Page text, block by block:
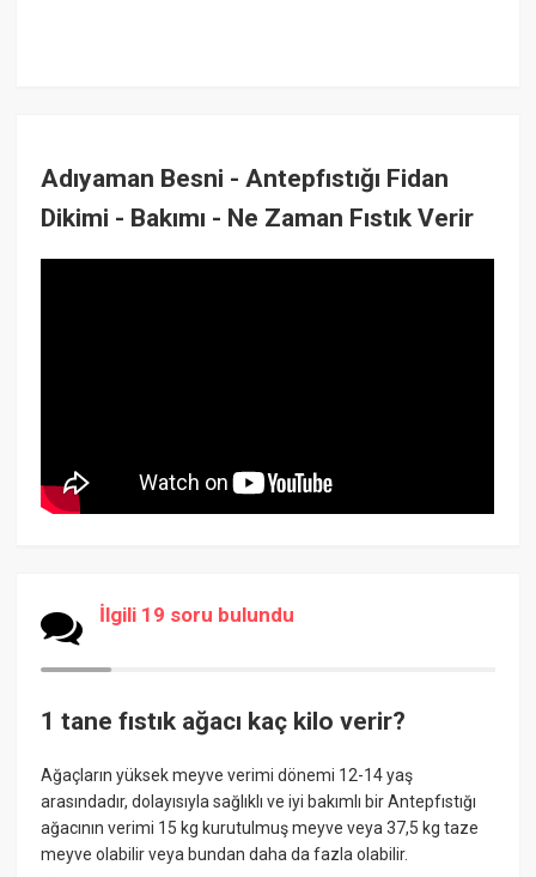
Adıyaman Besni - Antepfıstığı Fidan
Dikimi - Bakımı - Ne Zaman Fıstık Verir
İlgili 19 soru bulundu
1 tane fıstık ağacı kaç kilo verir?
Ağaçların yüksek meyve verimi dönemi 12-14 yaş
arasındadır, dolayısıyla sağlıklı ve iyi bakımlı bir Antepfıstığı
ağacının verimi 15 kg kurutulmuş meyve veya 37,5 kg taze
meyve olabilir veya bundan daha da fazla olabilir.